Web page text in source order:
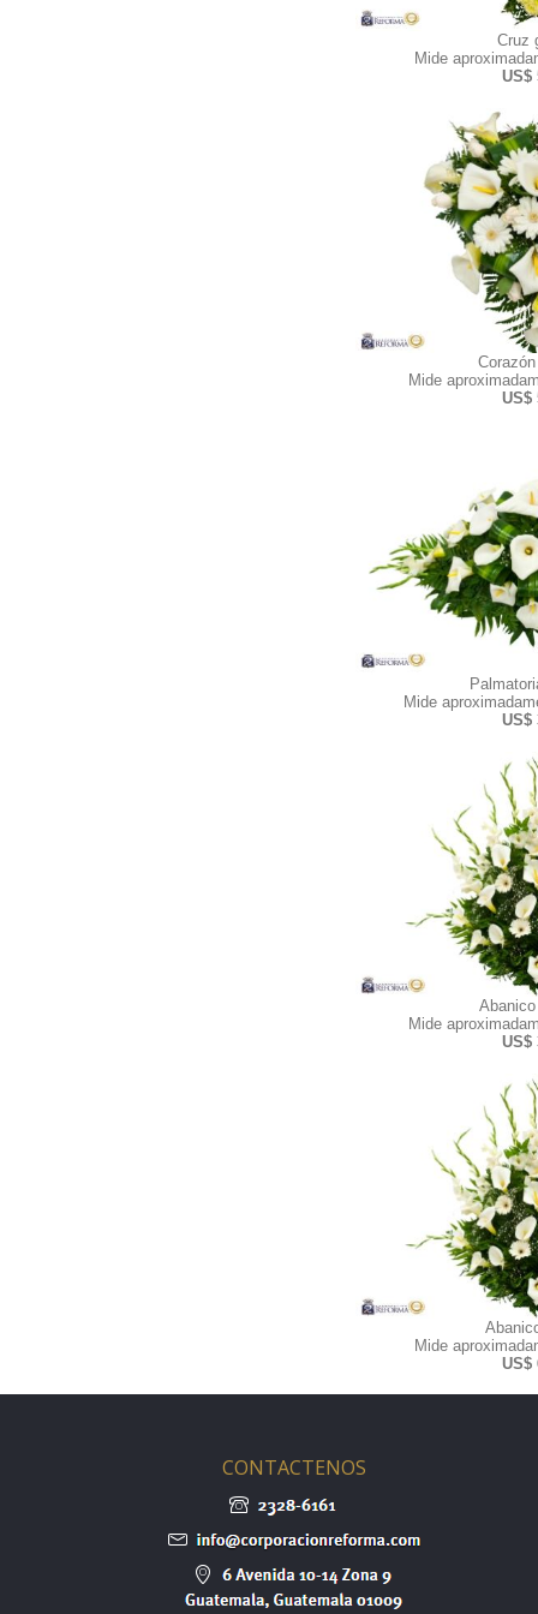
Cruz
Mide
US$
Mide
US$
Mide
US$
Mide
US$
Mide
US$
CONTACTENOS